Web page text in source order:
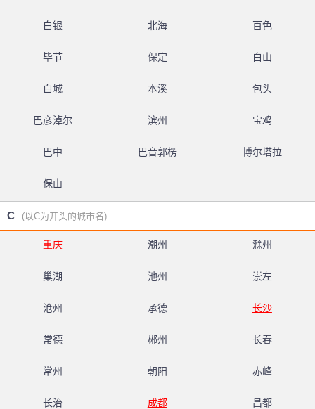
白银 北海 百色
毕节 保定 白山
白城 本溪 包头
巴彦淖尔 滨州 宝鸡
巴中 巴音郭楞 博尔塔拉
保山
C (以C为开头的城市名)
重庆 潮州 滁州
巢湖 池州 崇左
沧州 承德 长沙
常德 郴州 长春
常州 朝阳 赤峰
长治 成都 昌都